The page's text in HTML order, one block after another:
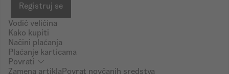
Vodič veličina
Kako kupiti
Načini plaćanja
Plaćanje karticama
Povrati
Zamena artiklaPovrat novčanih sredstva
Registruj se